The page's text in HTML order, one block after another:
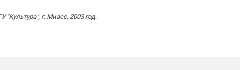
г. Миасс, 2003 год.